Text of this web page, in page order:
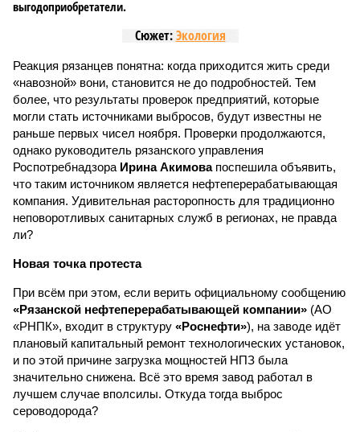
выгодоприобретатели.
Сюжет:Экология
Реакция рязанцев понятна: когда приходится жить среди
«навозной» вони, становится не до подробностей. Тем
более, что результаты проверок предприятий, которые
могли стать источниками выбросов, будут известны не
раньше первых чисел ноября. Проверки продолжаются,
однако руководитель рязанского управления
Роспотребнадзора Ирина Акимовапоспешила объявить,
что таким источником является нефтеперерабатывающая
компания. Удивительная расторопность для традиционно
неповоротливых санитарных служб в регионах, не правда
ли?
Новая точка протеста
При всём при этом, если верить официальному сообщению
«Рязанской нефтеперерабатывающей компании» (АО
«РНПК», входит в структуру «Роснефти»), на заводе идёт
плановый капитальный ремонт технологических установок,
и по этой причине загрузка мощностей НПЗ была
значительно снижена. Всё это время завод работал в
лучшем случае вполсилы. Откуда тогда выброс
сероводорода?